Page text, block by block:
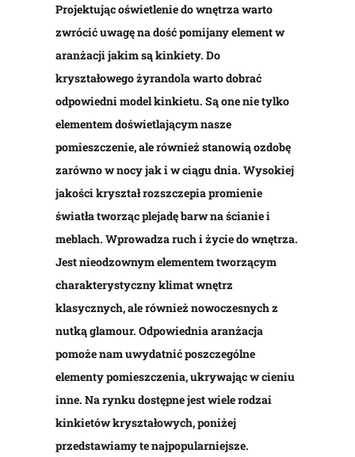
Projektując oświetlenie do wnętrza warto
zwrócić uwagę na dość pomijany element w
aranżacji jakim są kinkiety. Do
kryształowego żyrandola warto dobrać
odpowiedni model kinkietu. Są one nie tylko
elementem doświetlającym nasze
pomieszczenie, ale również stanowią ozdobę
zarówno w nocy jak i w ciągu dnia. Wysokiej
jakości kryształ rozszczepia promienie
światła tworząc plejadę barw na ścianie i
meblach. Wprowadza ruch i życie do wnętrza.
Jest nieodzownym elementem tworzącym
charakterystyczny klimat wnętrz
klasycznych, ale również nowoczesnych z
nutką glamour. Odpowiednia aranżacja
pomoże nam uwydatnić poszczególne
elementy pomieszczenia, ukrywając w cieniu
inne. Na rynku dostępne jest wiele rodzai
kinkietów kryształowych, poniżej
przedstawiamy te najpopularniejsze.